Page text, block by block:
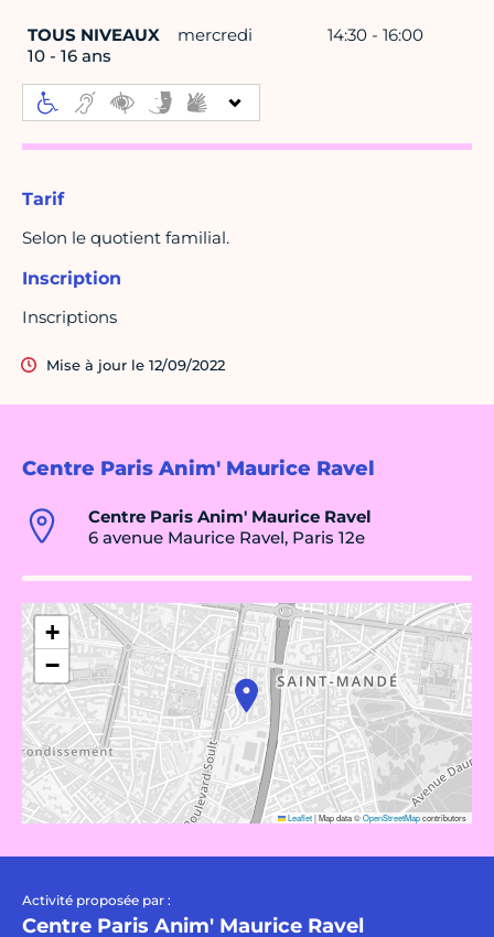
Centre Paris Anim' Maurice Ravel
Centre Paris Anim' Maurice Ravel
6 avenue Maurice Ravel, Paris 12e
+
−
Leaflet|Map data ©OpenStreetMapcontributors
Activité proposée par :
Centre Paris Anim' Maurice Ravel
TOUS NIVEAUX
10 - 16 ans
mercredi 14:30 - 16:00
Tarif
Selon le quotient familial.
Inscription
Inscriptions
Mise à jour le 12/09/2022